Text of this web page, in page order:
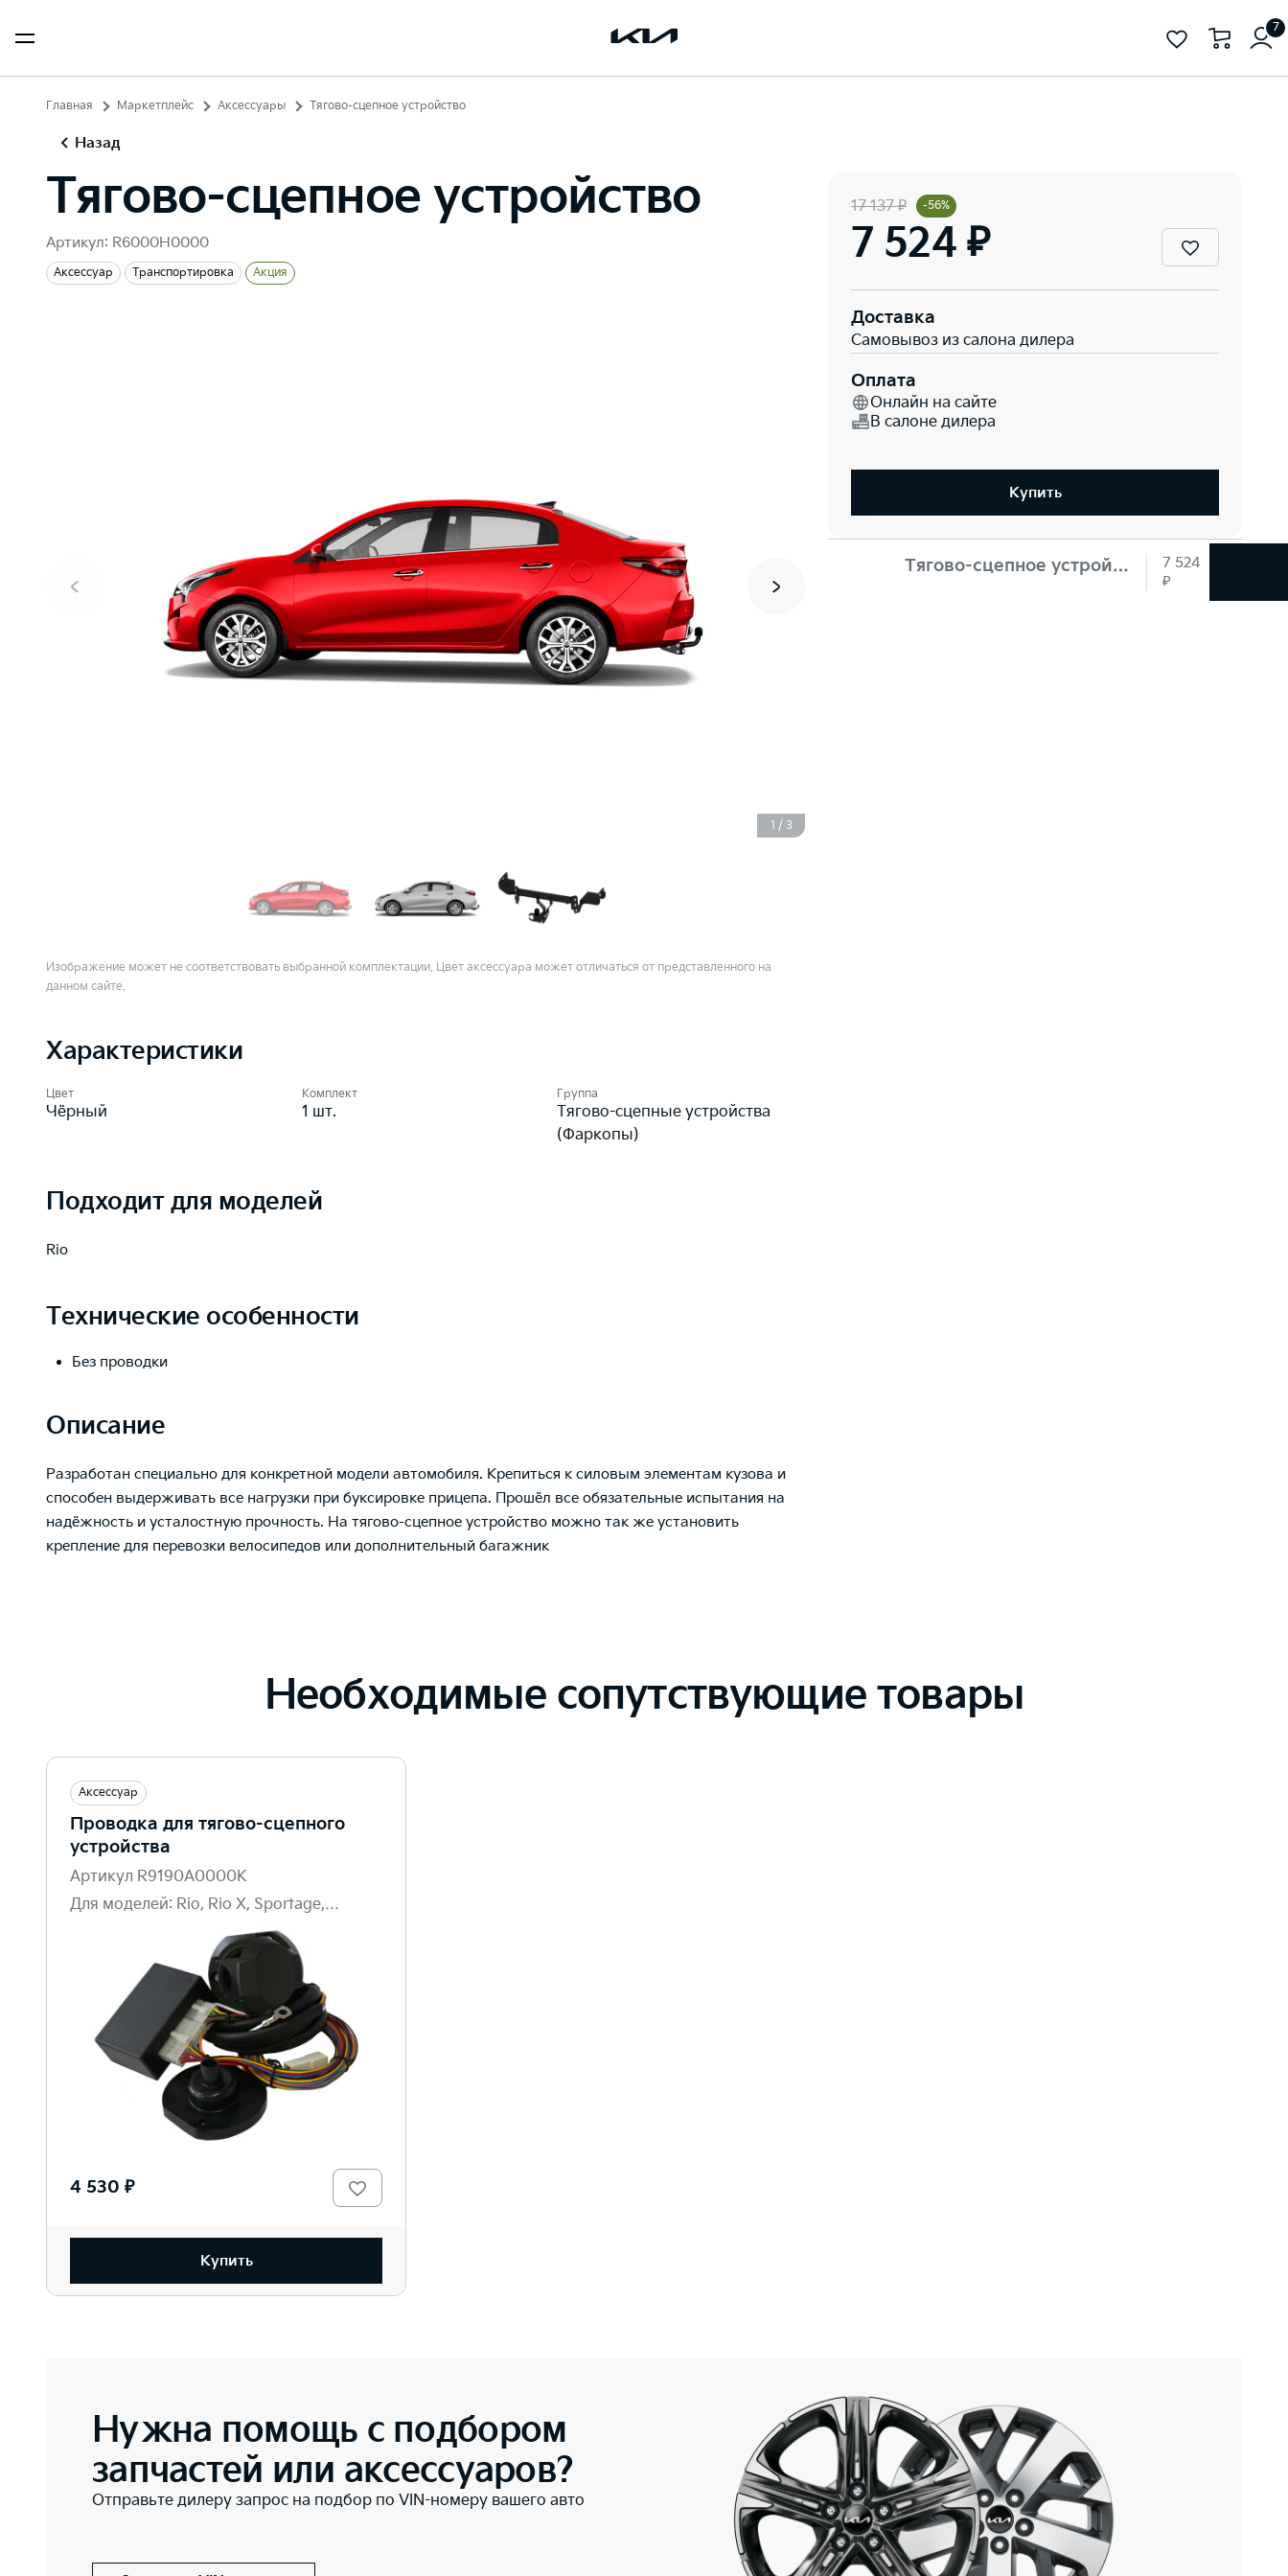
7
Главная Маркетплейс Аксессуары Тягово-сцепное устройство
Назад
Тягово-сцепное устройство
Артикул: R6000H0000
Аксессуар Транспортировка Акция
17 137 ₽ -56%
7 524 ₽
Доставка
Самовывоз из салона дилера
Оплата
Онлайн на сайте
В салоне дилера
Купить
Тягово-сцепное устройство
7 524
₽
1 / 3
Изображение может не соответствовать выбранной комплектации. Цвет аксессуара может отличаться от представленного на
данном сайте.
Характеристики
Цвет
Чёрный
Комплект
1 шт.
Группа
Тягово-сцепные устройства
(Фаркопы)
Подходит для моделей
Rio
Технические особенности
Без проводки
Описание
Разработан специально для конкретной модели автомобиля. Крепиться к силовым элементам кузова и
способен выдерживать все нагрузки при буксировке прицепа. Прошёл все обязательные испытания на
надёжность и усталостную прочность. На тягово-сцепное устройство можно так же установить
крепление для перевозки велосипедов или дополнительный багажник
Необходимые сопутствующие товары
Аксессуар
Проводка для тягово-сцепного
устройства
Артикул R9190A0000K
Для моделей: Rio, Rio X, Sportage,
4 530 ₽
Купить
Нужна помощь с подбором
запчастей или аксессуаров?
Отправьте дилеру запрос на подбор по VIN-номеру вашего авто